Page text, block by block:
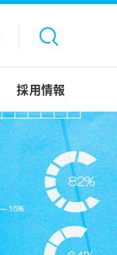
採用情報